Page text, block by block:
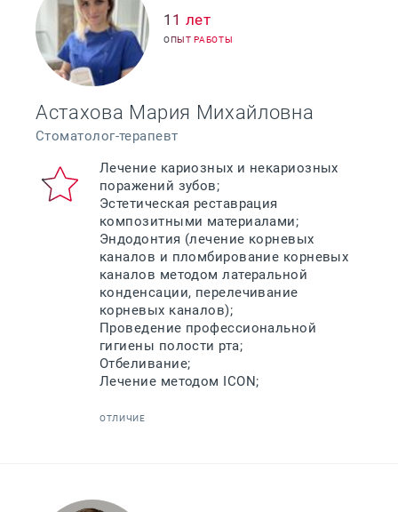
11 лет
ОПЫТ РАБОТЫ
Астахова Мария Михайловна
Стоматолог-терапевт
Лечение кариозных и некариозных
поражений зубов;
Эстетическая реставрация
композитными материалами;
Эндодонтия (лечение корневых
каналов и пломбирование корневых
каналов методом латеральной
конденсации, перелечивание
корневых каналов);
Проведение профессиональной
гигиены полости рта;
Отбеливание;
Лечение методом ICON;
ОТЛИЧИЕ